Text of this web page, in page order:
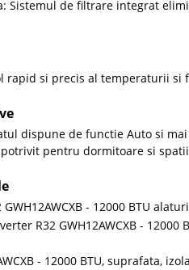
Sistemul de filtrare integrat
rapid si precis al temperaturii
dispune de functie Auto si
pentru dormitoare si
GWH12AWCXB - 12000 BTU
R32 GWH12AWCXB -
- 12000 BTU,